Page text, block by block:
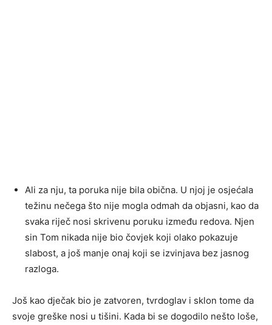
Ali za nju, ta poruka nije bila obična. U njoj je osjećala
težinu nečega što nije mogla odmah da objasni, kao da
svaka riječ nosi skrivenu poruku između redova. Njen
sin Tom nikada nije bio čovjek koji olako pokazuje
slabost, a još manje onaj koji se izvinjava bez jasnog
razloga.
Još kao dječak bio je zatvoren, tvrdoglav i sklon tome da
svoje greške nosi u tišini. Kada bi se dogodilo nešto loše,